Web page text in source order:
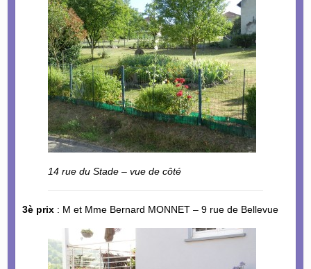
14 rue du Stade – vue de côté
3è prix: M et Mme Bernard MONNET – 9 rue de Bellevue